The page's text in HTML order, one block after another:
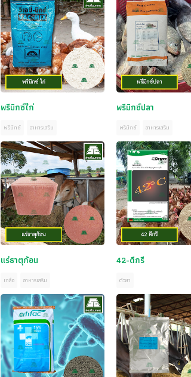
พรีมิกซ์ไก่
พรีมิกซ์ อาหารเสริม
พรีมิกซ์ปลา
พรีมิกซ์ อาหารเสริม
แร่ธาตุก้อน
เกลือ อาหารเสริม
42-ดีกรี
ตัวยา